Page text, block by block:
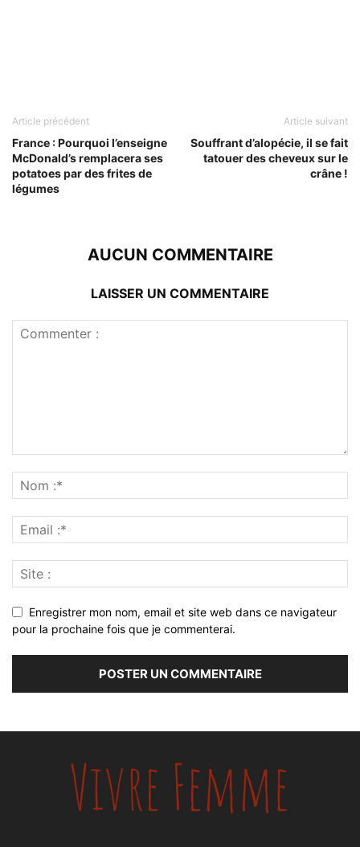
Article précédent
France : Pourquoi l’enseigne
McDonald’s remplacera ses
potatoes par des frites de
légumes
Article suivant
Souffrant d’alopécie, il se fait
tatouer des cheveux sur le
crâne !
AUCUN COMMENTAIRE
LAISSER UN COMMENTAIRE
Enregistrer mon nom, email et site web dans ce navigateur
pour la prochaine fois que je commenterai.